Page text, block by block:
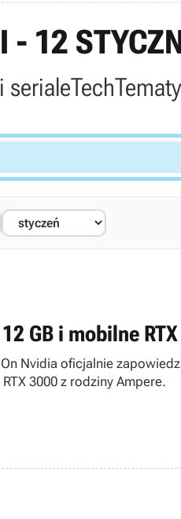
- 12
serialeTechTematy
GB i mobilne
Nvidia oficjalnie
3000 z rodziny Ampere.